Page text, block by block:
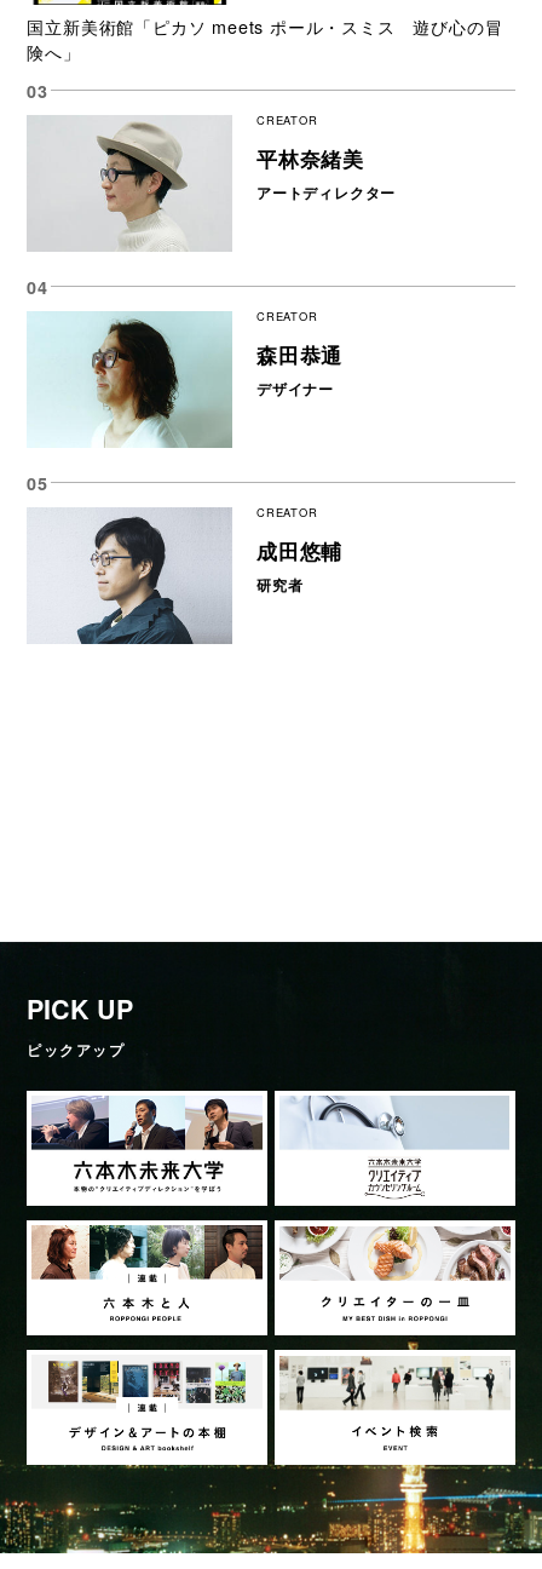
国立新美術館「ピカソ meets ポール・スミス 遊び心の冒
険へ」
CREATOR
平林奈緒美
アートディレクター
CREATOR
森田恭通
デザイナー
CREATOR
成田悠輔
研究者
PICK UP
ピックアップ